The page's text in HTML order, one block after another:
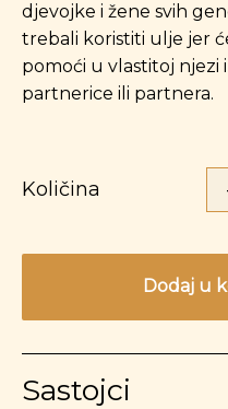
djevojke i žene svih
trebali koristiti ulje jer
pomoći u vlastitoj njezi
partnerice ili partnera.
Količina
Dodaj u
Sastojci